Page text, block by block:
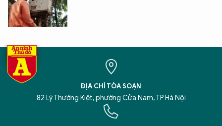
ĐỊA CHỈ TÒA SOẠN
82 Lý Thường Kiệt, phường Cửa Nam, TP Hà Nội
Hãy hỏi tôi bất kỳ điều gì bạn cần biết về